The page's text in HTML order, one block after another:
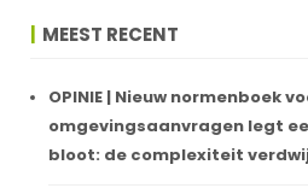
MEEST RECENT
OPINIE | Nieuw normenboek
omgevingsaanvragen legt
bloot: de complexiteit